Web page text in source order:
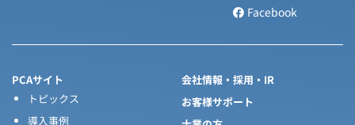
Facebook
PCAサイト
トピックス
導入事例
会社情報・採用・IR
お客様サポート